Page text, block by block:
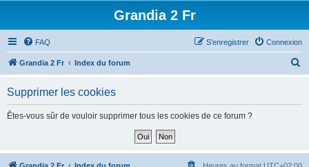
Grandia 2 Fr
FAQ Connexion
S’enregistrer
Grandia 2 Fr Index du forum
Supprimer les cookies
Êtes-vous sûr de vouloir supprimer tous les cookies de ce forum ?